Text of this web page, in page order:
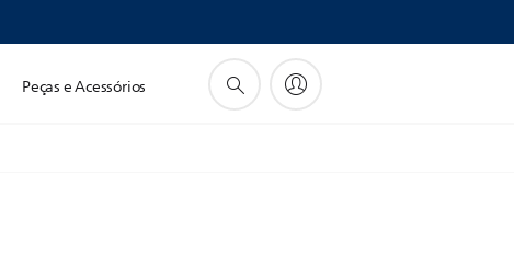
Peças e Acessórios